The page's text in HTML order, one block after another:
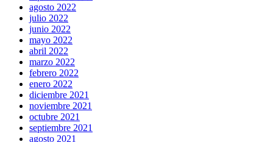
agosto 2022
julio 2022
junio 2022
mayo 2022
abril 2022
marzo 2022
febrero 2022
enero 2022
diciembre 2021
noviembre 2021
octubre 2021
septiembre 2021
agosto 2021